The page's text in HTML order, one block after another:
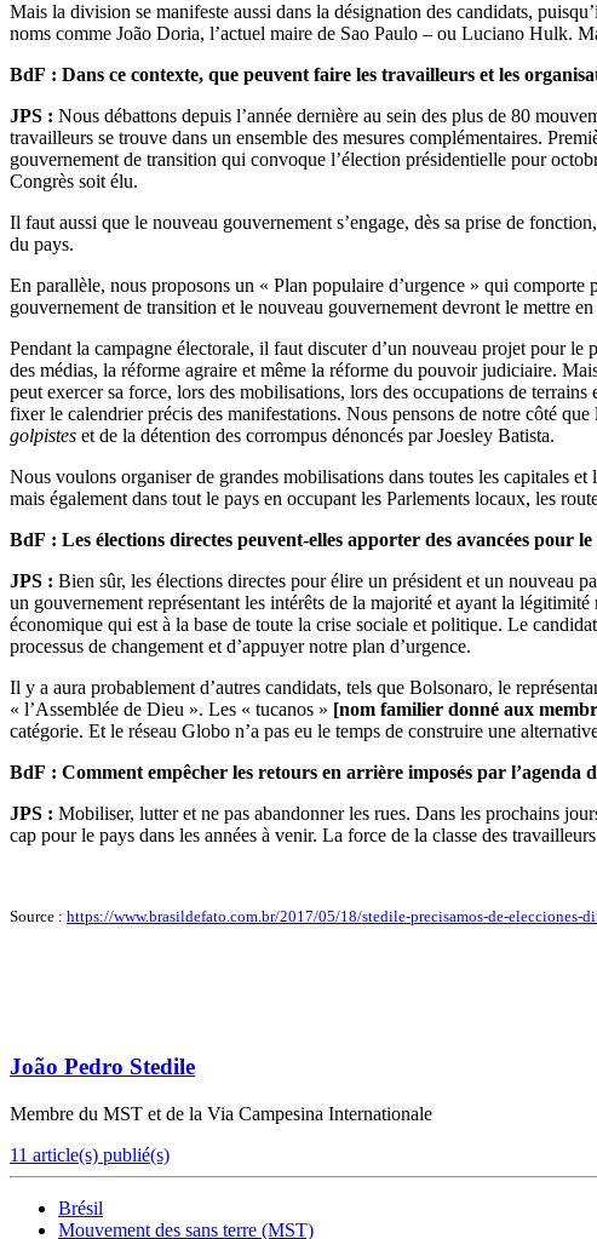
Mais la division se manifeste aussi dans la désignation des candidats,
noms comme João Doria, l’actuel maire de Sao Paulo – ou Luciano Hulk.
BdF : Dans ce contexte, que peuvent faire les travailleurs et les
JPS : Nous débattons depuis l’année dernière au sein des plus de 80
travailleurs se trouve dans un ensemble des mesures complémentaires.
gouvernement de transition qui convoque l’élection présidentielle pour
Congrès soit élu.
Il faut aussi que le nouveau gouvernement s’engage, dès sa prise de
du pays.
En parallèle, nous proposons un « Plan populaire d’urgence » qui
gouvernement de transition et le nouveau gouvernement devront le mettre en
Pendant la campagne électorale, il faut discuter d’un nouveau projet pour
des médias, la réforme agraire et même la réforme du pouvoir judiciaire.
peut exercer sa force, lors des mobilisations, lors des occupations de
fixer le calendrier précis des manifestations. Nous pensons de notre côté
golpistes et de la détention des corrompus dénoncés par Joesley Batista.
Nous voulons organiser de grandes mobilisations dans toutes les capitales
mais également dans tout le pays en occupant les Parlements locaux, les
BdF : Les élections directes peuvent-elles apporter des avancées pour
JPS : Bien sûr, les élections directes pour élire un président et un nouveau
un gouvernement représentant les intérêts de la majorité et ayant la
économique qui est à la base de toute la crise sociale et politique. Le
processus de changement et d’appuyer notre plan d’urgence.
Il y a aura probablement d’autres candidats, tels que Bolsonaro, le
« l’Assemblée de Dieu ». Les « tucanos » [nom familier donné aux
catégorie. Et le réseau Globo n’a pas eu le temps de construire une
BdF : Comment empêcher les retours en arrière imposés par l’agenda
JPS : Mobiliser, lutter et ne pas abandonner les rues. Dans les prochains
cap pour le pays dans les années à venir. La force de la classe des
Source : https://www.brasildefato.com.br/2017/05/18/stedile-precisamos-de-elecciones-
João Pedro Stedile
Membre du MST et de la Via Campesina Internationale
11 article(s) publié(s)
Brésil
Mouvement des sans terre (MST)